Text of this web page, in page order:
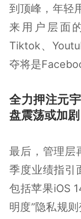
到顶峰，年轻
来用户层面
Tiktok、
夺将是
全力押注元
盘震荡或加剧
最后，管理层
季度业绩指引
包括苹果iOS
明度”隐私规